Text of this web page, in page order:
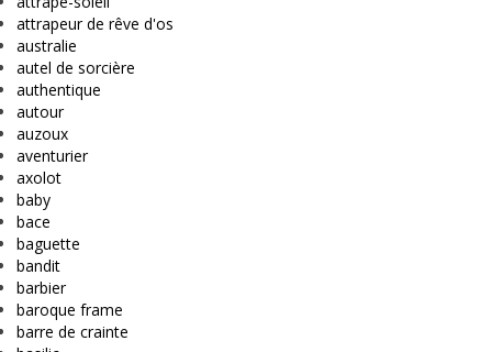
attrapeur de rêve d'os
australie
autel de sorcière
authentique
autour
auzoux
aventurier
axolot
baby
bace
baguette
bandit
barbier
baroque frame
barre de crainte